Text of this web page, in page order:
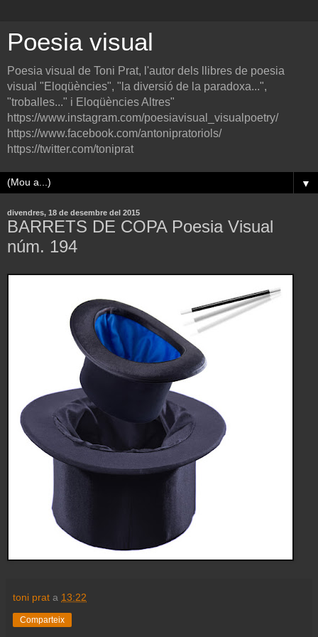
Poesia visual
Poesia visual de Toni Prat, l'autor dels llibres de poesia
visual "Eloqüències", "la diversió de la paradoxa...",
"troballes..." i Eloqüències Altres"
https://www.instagram.com/poesiavisual_visualpoetry/
https://www.facebook.com/antonipratoriols/
https://twitter.com/toniprat
▼
divendres, 18 de desembre del 2015
BARRETS DE COPA Poesia Visual
núm. 194
toni prat a 13:22
Comparteix